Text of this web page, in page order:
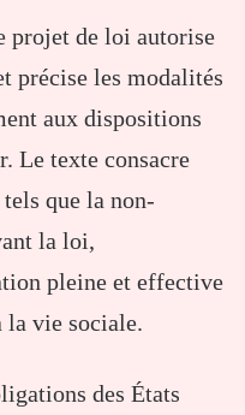
projet de loi autorise
précise les modalités
aux dispositions
Le texte consacre
que la non-
la loi,
pleine et effective
la vie sociale.
des États